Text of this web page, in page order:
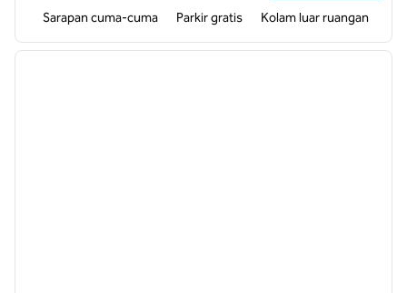
Sarapan cuma-cuma Parkir gratis Kolam luar ruangan
1 dari 12